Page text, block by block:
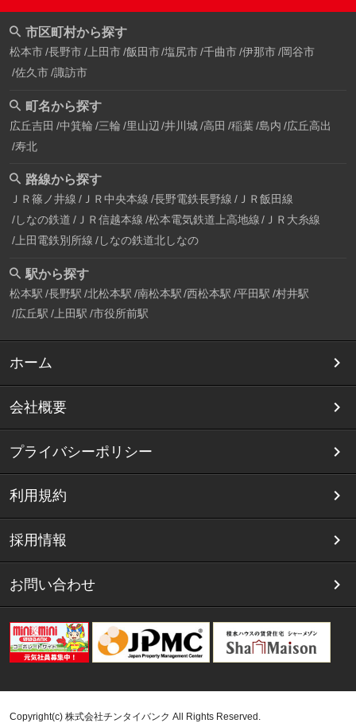
市区町村から探す
松本市 長野市 上田市 飯田市 塩尻市 千曲市 伊那市 岡谷市
佐久市 諏訪市
町名から探す
広丘吉田 中箕輪 三輪 里山辺 井川城 高田 稲葉 島内 広丘高出
寿北
路線から探す
ＪＲ篠ノ井線 ＪＲ中央本線 長野電鉄長野線 ＪＲ飯田線
しなの鉄道 ＪＲ信越本線 松本電気鉄道上高地線
ＪＲ大糸線
上田電鉄別所線 しなの鉄道北しなの
駅から探す
松本駅 長野駅 北松本駅 南松本駅 西松本駅 平田駅 村井駅
広丘駅 上田駅 市役所前駅
ホーム
会社概要
プライバシーポリシー
利用規約
採用情報
お問い合わせ
Copyright(c) 株式会社チンタイバンク All Rights Reserved.